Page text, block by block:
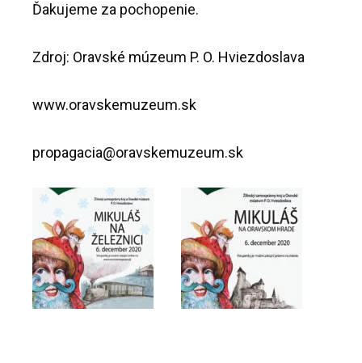
Ďakujeme za pochopenie.
Zdroj: Oravské múzeum P. O. Hviezdoslava
www.oravskemuzeum.sk
propagacia@oravskemuzeum.sk